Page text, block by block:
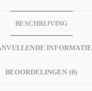
BESCHRIJVING
INFORMATIE
BEOORDELINGEN (0)